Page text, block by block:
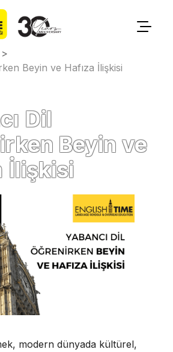
>
Beyin ve Hafıza İlişkisi
Dil
Beyin ve
İlişkisi
modern dünyada kültürel,